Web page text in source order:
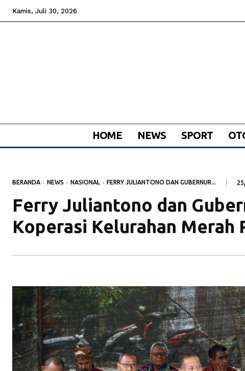
Kamis, Juli 30, 2026
HOME NEWS SPORT
BERANDA NEWS NASIONAL FERRY JULIANTONO DAN GUBERNUR...
Ferry Juliantono dan
Koperasi Kelurahan Merah